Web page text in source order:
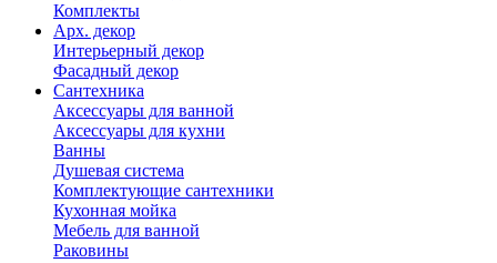
Комплекты
Арх. декор
Интерьерный декор
Фасадный декор
Сантехника
Аксессуары для ванной
Аксессуары для кухни
Ванны
Душевая система
Комплектующие сантехники
Кухонная мойка
Мебель для ванной
Раковины